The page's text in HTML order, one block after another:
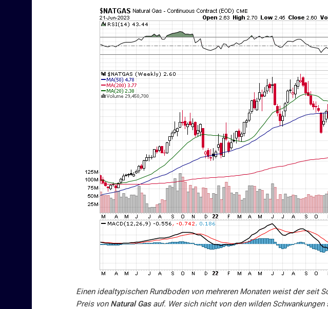
Einen idealtypischen Rundboden von mehreren Monaten weist der seit
Preis von Natural Gas auf. Wer sich nicht von den wilden